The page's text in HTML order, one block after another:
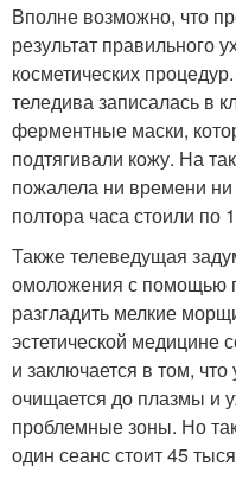
Вполне возможно, что
результат правильного
косметических
теледива записалась в
ферментные маски,
подтягивали кожу. На
пожалела ни времени
полтора часа стоили по
Также телеведущая
омоложения с помощью
разгладить мелкие
эстетической медицине
и заключается в том,
очищается до плазмы и
проблемные зоны. Но
один сеанс стоит 45